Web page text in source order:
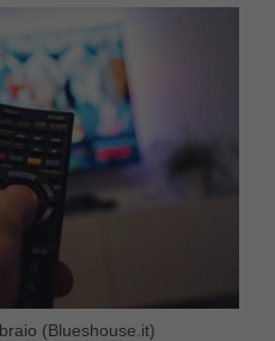
(Blueshouse.it)